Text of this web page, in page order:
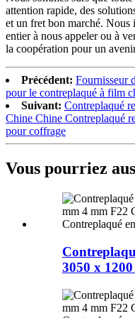
attention rapide, des
et un fret bon marché. Nous
entier à nous appeler ou à
la coopération pour un
Précédent: Fournisseur
pour le contreplaqué à film
Suivant: Contreplaqué
Chine Chine Contreplaqué
pour coffrage
Vous pourriez
3050 x